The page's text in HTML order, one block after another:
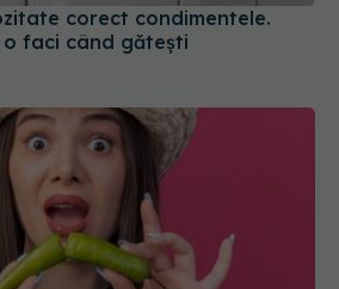
corect condimentele.
faci când gătești